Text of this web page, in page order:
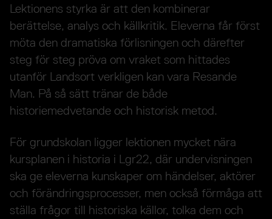
Lektionens styrka är att den kombinerar
berättelse, analys och källkritik. Eleverna får först
möta den dramatiska förlisningen och därefter
steg för steg pröva om vraket som hittades
utanför Landsort verkligen kan vara Resande
Man. På så sätt tränar de både
historiemedvetande och historisk metod.
För grundskolan ligger lektionen mycket nära
kursplanen i historia i Lgr22, där undervisningen
ska ge eleverna kunskaper om händelser, aktörer
och förändringsprocesser, men också förmåga att
ställa frågor till historiska källor, tolka dem och